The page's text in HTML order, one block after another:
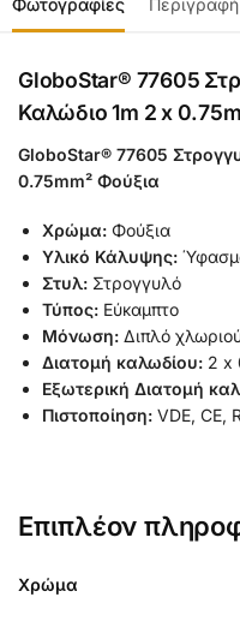
GloboStar® 77605
Καλώδιο 1m 2 x
GloboStar® 77605
0.75mm² Φούξια
Χρώμα: Φούξια
Υλικό Κάλυψης:
Στυλ: Στρογγυλό
Τύπος: Εύκαμπτο
Μόνωση: Διπλό
Διατομή καλωδίου: 2 x
Εξωτερική Διατομή
Πιστοποίηση: VDE, CE,
Επιπλέον
Χρώμα